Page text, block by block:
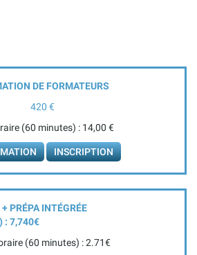
DE FORMATEURS
420 €
(60 minutes) : 14,00 €
INSCRIPTION
PRÉPA INTÉGRÉE
) : 7,740€
(60 minutes) : 2.71€